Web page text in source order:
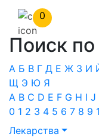
0
Поиск
А Б В Г Д Е Ж З И
Щ Э Ю Я
A B C D E F G H I J
0 1 2 3 4 5 6 7 8 9
Лекарства